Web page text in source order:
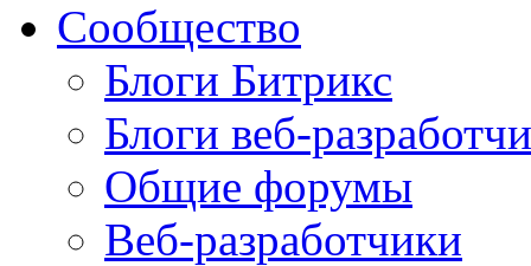
Сообщество
Блоги Битрикс
Блоги веб-
Общие форумы
Веб-разработчики